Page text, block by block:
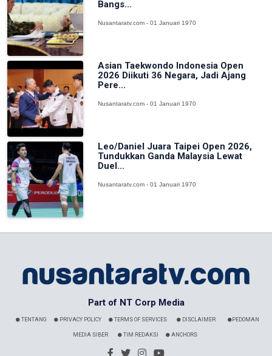
Bangs...
Nusantaratv.com - 01 Januari 1970
Asian Taekwondo Indonesia Open
2026 Diikuti 36 Negara, Jadi Ajang
Pere...
Nusantaratv.com - 01 Januari 1970
Leo/Daniel Juara Taipei Open 2026,
Tundukkan Ganda Malaysia Lewat
Duel...
Nusantaratv.com - 01 Januari 1970
Part of NT Corp Media
TENTANG PRIVACY POLICY TERMS OF SERVICES DISCLAIMER PEDOMAN
MEDIA SIBER TIM REDAKSI ANCHORS